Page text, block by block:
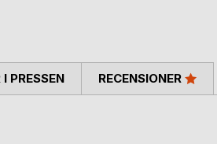
PRESSEN RECENSIONER